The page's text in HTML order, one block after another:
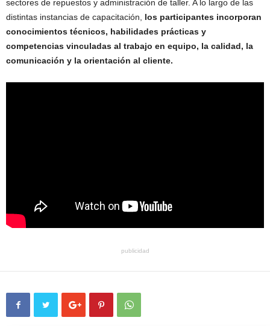
sectores de repuestos y administración de taller. A lo largo de las
distintas instancias de capacitación, los participantes incorporan
conocimientos técnicos, habilidades prácticas y
competencias vinculadas al trabajo en equipo, la calidad, la
comunicación y la orientación al cliente.
publicidad